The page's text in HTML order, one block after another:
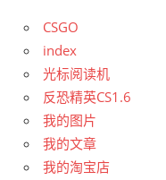
CSGO
index
光标阅读机
反恐精英CS1.6
我的图片
我的文章
我的淘宝店